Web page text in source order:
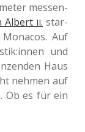
mes­sen­
Albert II. star­
Auf
und
Haus
nehmen auf
Ob es für ein